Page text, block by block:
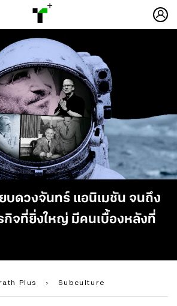
บดวงจันทร์ แอนิเมชัน จนถึง
จที่ยิ่งใหญ่ มีคนเบื้องหลังที่
Plus › Subculture